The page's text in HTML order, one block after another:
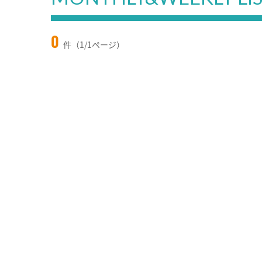
0 件（1/1ページ）